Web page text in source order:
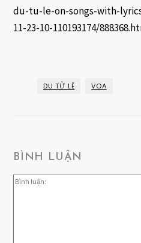
du-tu-le-on-songs-with-
11-23-10-110193174/
DU TỬ LÊ VOA
BÌNH LUẬN